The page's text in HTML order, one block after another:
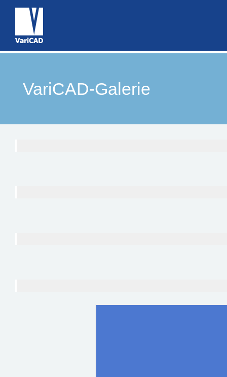
VariCAD-Galerie